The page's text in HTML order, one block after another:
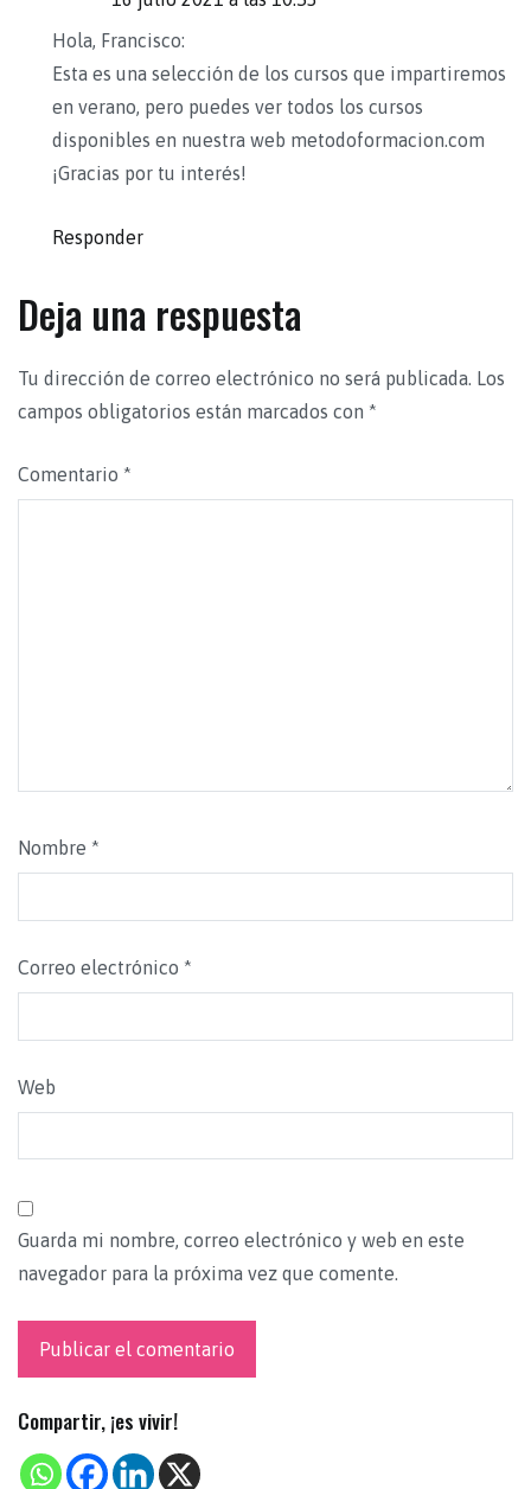
Hola, Francisco:
Esta es una selección de los cursos que impartiremos
en verano, pero puedes ver todos los cursos
disponibles en nuestra web metodoformacion.com
¡Gracias por tu interés!
Responder
Deja una respuesta
Tu dirección de correo electrónico no será publicada. Los
campos obligatorios están marcados con *
Comentario *
Nombre *
Correo electrónico *
Web
Guarda mi nombre, correo electrónico y web en este
navegador para la próxima vez que comente.
Compartir, ¡es vivir!